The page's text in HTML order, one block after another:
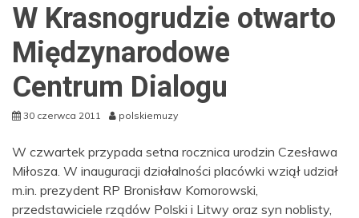
W Krasnogrudzie otwarto
Międzynarodowe
Centrum Dialogu
30 czerwca 2011 polskiemuzy
W czwartek przypada setna rocznica urodzin Czesława
Miłosza. W inauguracji działalności placówki wziął udział
m.in. prezydent RP Bronisław Komorowski,
przedstawiciele rządów Polski i Litwy oraz syn noblisty,